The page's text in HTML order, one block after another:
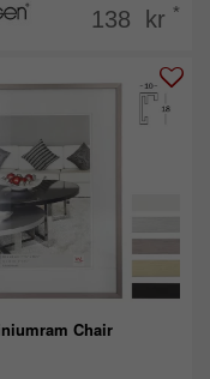
138 kr *
Chair